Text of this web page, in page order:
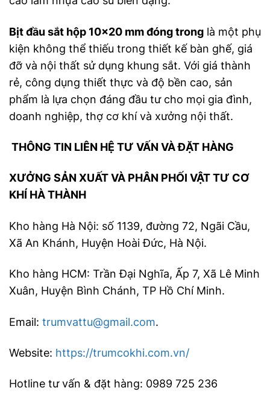
Bịt đầu sắt hộp 10×20 mm đóng trong là một phụ
kiện không thể thiếu trong thiết kế bàn ghế, giá
đỡ và nội thất sử dụng khung sắt. Với giá thành
rẻ, công dụng thiết thực và độ bền cao, sản
phẩm là lựa chọn đáng đầu tư cho mọi gia đình,
doanh nghiệp, thợ cơ khí và xưởng nội thất.
THÔNG TIN LIÊN HỆ TƯ VẤN VÀ ĐẶT HÀNG
XƯỞNG SẢN XUẤT VÀ PHÂN PHỐI VẬT TƯ CƠ
KHÍ HÀ THÀNH
Kho hàng Hà Nội: số 1139, đường 72, Ngãi Cầu,
Xã An Khánh, Huyện Hoài Đức, Hà Nội.
Kho hàng HCM: Trần Đại Nghĩa, Ấp 7, Xã Lê Minh
Xuân, Huyện Bình Chánh, TP Hồ Chí Minh.
Email: trumvattu@gmail.com.
Website: https://trumcokhi.com.vn/
Hotline tư vấn & đặt hàng: 0989 725 236